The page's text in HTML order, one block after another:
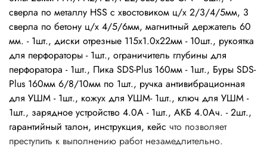
сверла по металлу HSS с хвостовиком ц/х 2/3/4/5мм, 3
сверла по бетону ц/х 4/5/6мм, магнитный держатель 60
мм. - 1шт., диски отрезные 115х1.0х22мм - 10шт., рукоятка
для перфораторы - 1шт., ограничитель глубины для
перфоратора - 1шт., Пика SDS-Plus 160мм - 1шт., Буры SDS-
Plus 160мм 6/8/10мм по 1шт., ручка антивибрационная
для УШМ - 1шт., кожух для УШМ- 1шт., ключ для УШМ -
1шт., зарядное устройство 4.0А - 1шт., АКБ 4.0Ач. - 2шт.,
гарантийный талон, инструкция, кейс что позволяет
преступить к выполнению работ незамедлительно.